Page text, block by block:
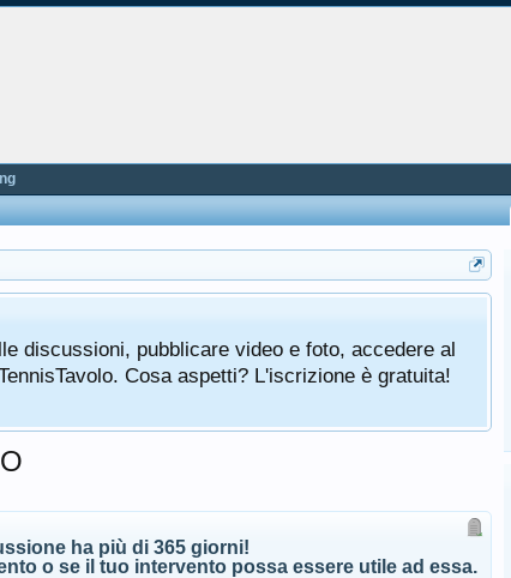
discussioni, pubblicare video e foto, accedere al
Cosa aspetti? L'iscrizione è gratuita!
ha più di 365 giorni!
o se il tuo intervento possa essere utile ad essa.